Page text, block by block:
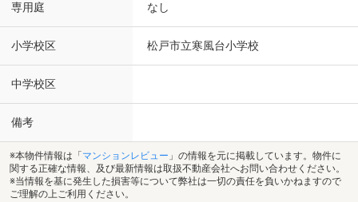
専用庭 なし
小学校区 松戸市立寒風台小学校
中学校区
備考
※本物件情報は「 マンションレビュー 」の情報を元に掲載しています。物件に
関する正確な情報、及び最新情報は取扱不動産会社へお問い合わせください。
※当情報を基に発生した損害等について弊社は一切の責任を負いかねますので
ご理解の上ご利用ください。